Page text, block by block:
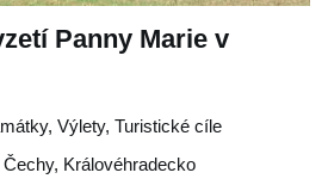
Panny Marie v
Výlety, Turistické cíle
, Královéhradecko